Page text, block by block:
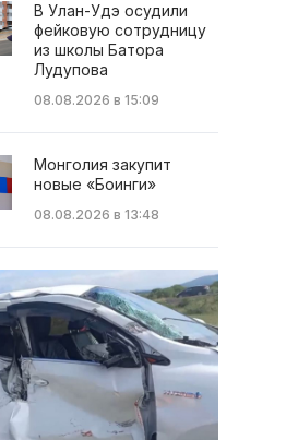
В Улан-Удэ осудили
фейковую сотрудницу
из школы Батора
Лудупова
08.08.2026 в 15:09
Монголия закупит
новые «Боинги»
08.08.2026 в 13:48